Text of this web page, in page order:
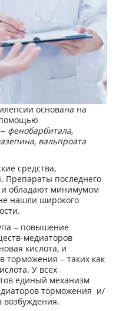
основана на
помощью
фенобарбитала,
вальпроата
средства,
Препараты последнего
обладают минимумом
нашли широкого
– повышение
медиаторов
кислота, и
торможения – таких как
У всех
единый механизм
торможения и/